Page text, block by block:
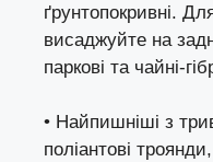
ґрунтопокривні.
висаджуйте на
паркові та чайні-
• Найпишніші з
поліантові